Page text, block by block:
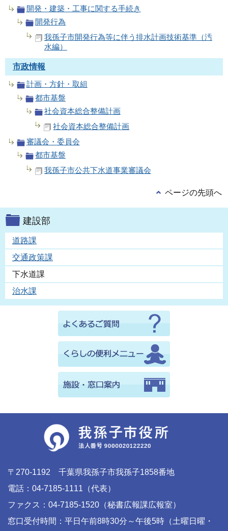
開発・建築・工事に関する手続き
開発行為
我孫子市開発行為等に伴う排水計画技術基準（汚
水編）
市政情報
計画・方針・取組
都市基盤
社会資本総合整備計画
社会資本総合整備計画
審議会・委員会
都市基盤
我孫子市公共下水道事業審議会
ページの先頭へ
建設部
道路課
交通政策課
下水道課
治水課
〒270-1192 千葉県我孫子市我孫子1858番地
電話：04-7185-1111（代表）
ファクス：04-7185-1520（秘書広報課広報室）
窓口受付時間：平日午前8時30分～午後5時（土曜日曜・